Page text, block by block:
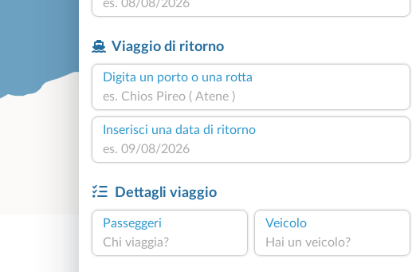
Viaggio di ritorno
Digita un porto o una rotta
Inserisci una data di ritorno
Dettagli viaggio
Passeggeri
Chi viaggia?
Veicolo
Hai un veicolo?